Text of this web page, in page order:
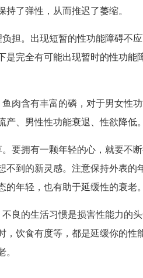
持了弹性，从而推迟了萎缩。
担。出现短暂的性功能障碍不
是完全有可能出现暂时的性功
肉含有丰富的磷，对于男女性
产、男性性功能衰退、性欲降低
要拥有一颗年轻的心，就要不
不到的新灵感。注意保持外表
的年轻，也有助于延缓性的衰老
良的生活习惯是损害性能力的
，饮食有度等，都是延缓你的